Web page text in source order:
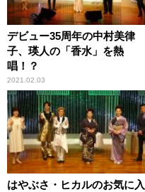
デビュー35周年の中村美律
子、瑛人の「香水」を熱
唱！？
2021.02.03
はやぶさ・ヒカルのお気に入